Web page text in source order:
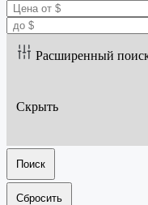
Расширенный
Скрыть
Поиск
Сбросить